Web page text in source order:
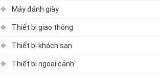
Máy đánh giày
Thiết bị giao thông
Thiết bị khách sạn
Thiết bị ngoại cảnh